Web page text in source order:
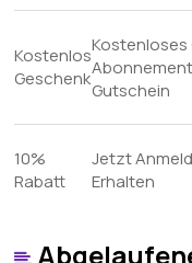
Kostenlos
Geschenk
Kostenloses
Gutschein
10%
Rabatt
Jetzt
Erhalten